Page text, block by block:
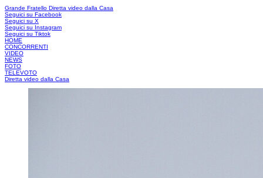
Grande Fratello Diretta video dalla Casa
Seguici su Facebook
Seguici su X
Seguici su Instagram
Seguici su Tiktok
HOME
CONCORRENTI
VIDEO
NEWS
FOTO
TELEVOTO
Diretta video dalla Casa